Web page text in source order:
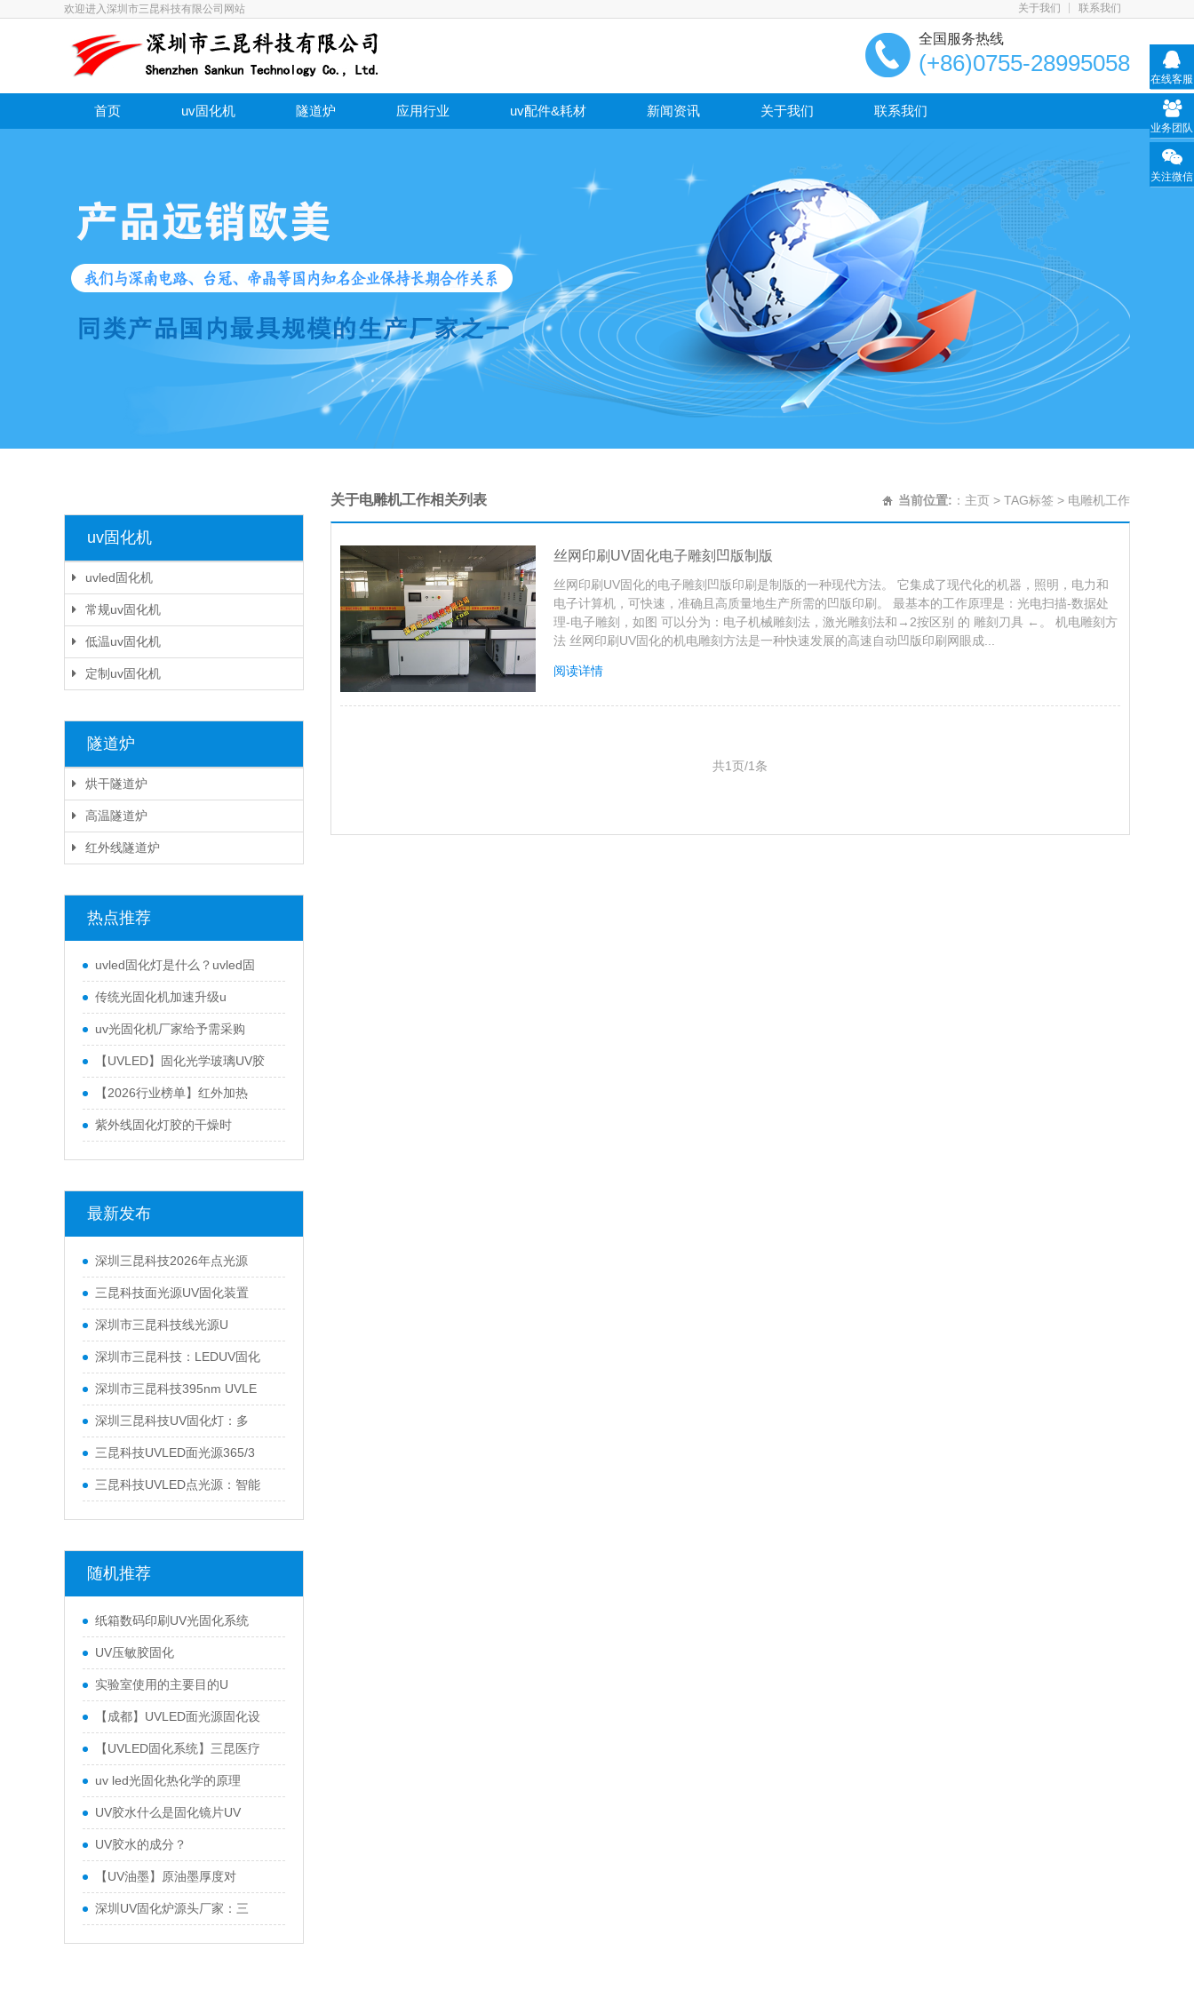
欢迎进入深圳市三昆科技有限公司网站 关于我们 联系我们
全国服务热线
(+86)0755-28995058
首页 uv固化机 隧道炉 应用行业 uv配件&耗材 新闻资讯 关于我们 联系我们
uv固化机
uvled固化机
常规uv固化机
低温uv固化机
定制uv固化机
隧道炉
烘干隧道炉
高温隧道炉
红外线隧道炉
热点推荐
uvled固化灯是什么？uvled固
传统光固化机加速升级u
uv光固化机厂家给予需采购
【UVLED】固化光学玻璃UV胶
【2026行业榜单】红外加热
紫外线固化灯胶的干燥时
最新发布
深圳三昆科技2026年点光源
三昆科技面光源UV固化装置
深圳市三昆科技线光源U
深圳市三昆科技：LEDUV固化
深圳市三昆科技395nm UVLE
深圳三昆科技UV固化灯：多
三昆科技UVLED面光源365/3
三昆科技UVLED点光源：智能
随机推荐
纸箱数码印刷UV光固化系统
UV压敏胶固化
实验室使用的主要目的U
【成都】UVLED面光源固化设
【UVLED固化系统】三昆医疗
uv led光固化热化学的原理
UV胶水什么是固化镜片UV
UV胶水的成分？
【UV油墨】原油墨厚度对
深圳UV固化炉源头厂家：三
关于电雕机工作相关列表 当前位置: ： 主页 > TAG标签 > 电雕机工作
丝网印刷UV固化电子雕刻凹版制版
丝网印刷UV固化的电子雕刻凹版印刷是制版的一种现代方法。 它集成了现代化的机器，照明，电力和
电子计算机，可快速，准确且高质量地生产所需的凹版印刷。 最基本的工作原理是：光电扫描-数据处
理-电子雕刻，如图 可以分为：电子机械雕刻法，激光雕刻法和→2按区别 的 雕刻刀具 ←。 机电雕刻方
法 丝网印刷UV固化的机电雕刻方法是一种快速发展的高速自动凹版印刷网眼成...
阅读详情
共1页/1条
在线客服
业务团队
关注微信